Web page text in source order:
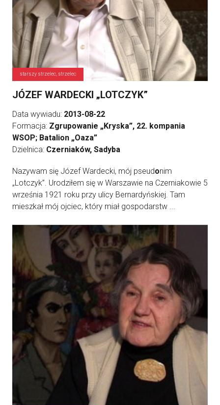
starszy strzelec, strzelec
JÓZEF WARDECKI „LOTCZYK”
Data wywiadu: 2013-08-22
Formacja: Zgrupowanie „Kryska”, 22. kompania
WSOP; Batalion „Oaza”
Dzielnica: Czerniaków, Sadyba
Nazywam się Józef Wardecki, mój pseudonim
„Lotczyk”. Urodziłem się w Warszawie na Czerniakowie 5
września 1921 roku przy ulicy Bernardyńskiej. Tam
mieszkał mój ojciec, który miał gospodarstw ...